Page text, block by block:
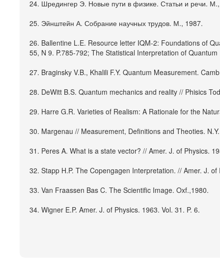
24. Шредингер Э. Новые пути в физике. Статьи и речи.
25. Эйнштейн А. Собрание научных трудов. М., 1987.
26. Ballentine L.E. Resource letter IQM-2: Foundations of
55, N 9. P.785-792; The Statistical Interpretation of
27. Braginsky V.B., Khalili F.Y. Quantum Measurement.
28. DeWitt B.S. Quantum mechanics and reality // Phisics
29. Harre G.R. Varieties of Realism: A Rationale for the
30. Margenau // Measurement, Definitions and Theoties.
31. Peres A. What is a state vector? // Amer. J. of Physics.
32. Stapp H.P. The Copengagen Interpretation. // Amer. J.
33. Van Fraassen Bas C. The Scientific Image. Oxf.,1980.
34. Wigner E.P. Amer. J. of Physics. 1963. Vol. 31. P. 6.